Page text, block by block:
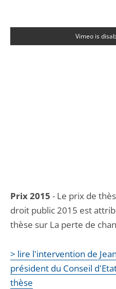
Vimeo is
Prix 2015 - Le prix de
droit public 2015 est
thèse sur La perte de
> lire l'intervention de
président du Conseil
thèse